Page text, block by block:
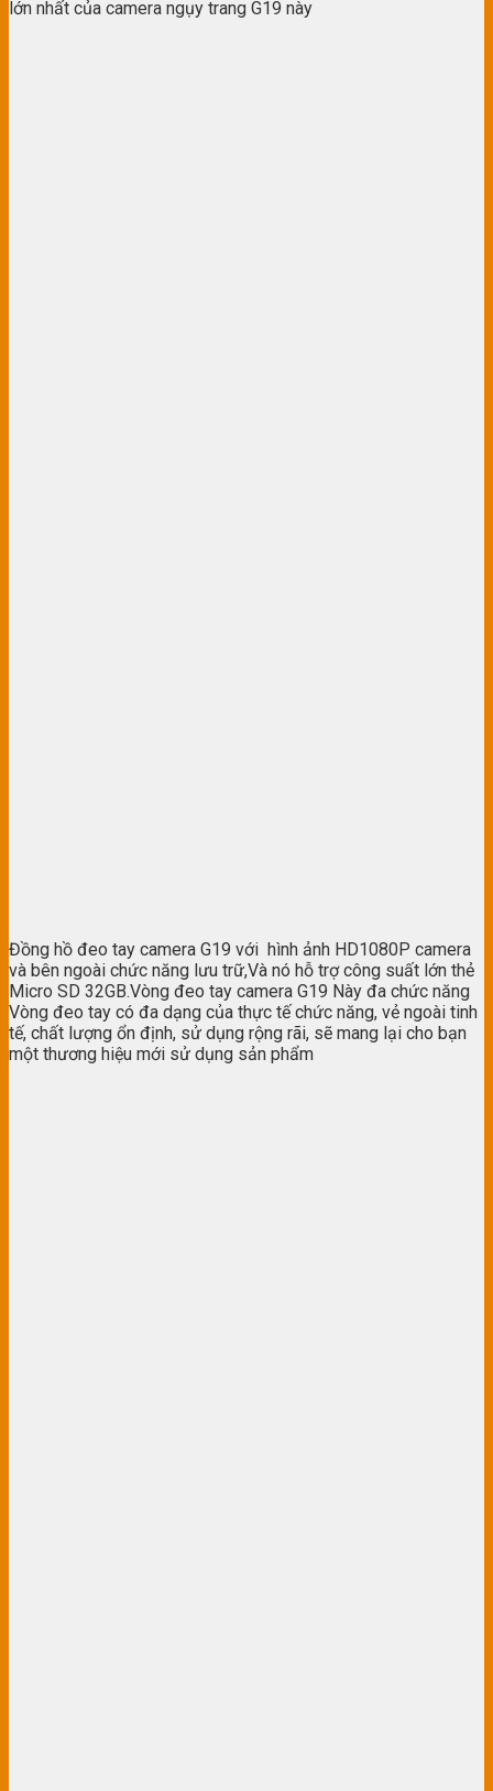
lớn nhất của camera ngụy trang G19 này
Đồng hồ đeo tay camera G19 với hình ảnh HD1080P camera
và bên ngoài chức năng lưu trữ,Và nó hỗ trợ công suất lớn thẻ
Micro SD 32GB.Vòng đeo tay camera G19 Này đa chức năng
Vòng đeo tay có đa dạng của thực tế chức năng, vẻ ngoài tinh
tế, chất lượng ổn định, sử dụng rộng rãi, sẽ mang lại cho bạn
một thương hiệu mới sử dụng sản phẩm